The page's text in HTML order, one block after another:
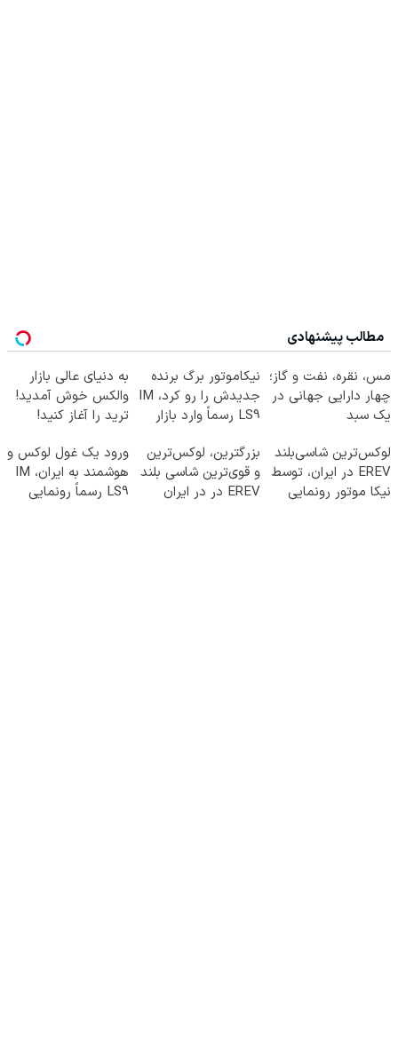
مطالب پیشنهادی
مس، نقره، نفت و گاز؛
چهار دارایی جهانی در
یک سبد
نیکاموتور برگ برنده
جدیدش را رو کرد، IM
LS9 رسماً وارد بازار
به دنیای عالی بازار
والکس خوش آمدید!
ترید را آغاز کنید!
لوکس‌ترین شاسی‌بلند
EREV در ایران، توسط
نیکا موتور رونمایی
بزرگترین، لوکس‌ترین
و قوی‌ترین شاسی بلند
EREV در در ایران
ورود یک غول لوکس و
هوشمند به ایران، IM
LS9 رسماً رونمایی